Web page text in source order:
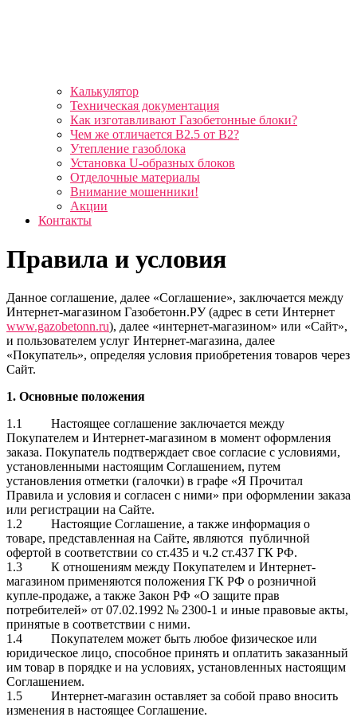
Калькулятор
Техническая документация
Как изготавливают Газобетонные блоки?
Чем же отличается B2.5 от B2?
Утепление газоблока
Установка U-образных блоков
Отделочные материалы
Внимание мошенники!
Акции
Контакты
Правила и условия
Данное соглашение, далее «Соглашение», заключается между
Интернет-магазином Газобетонн.РУ (адрес в сети Интернет
www.gazobetonn.ru), далее «интернет-магазином» или «Сайт»,
и пользователем услуг Интернет-магазина, далее
«Покупатель», определяя условия приобретения товаров через
Сайт.
1. Основные положения
1.1 Настоящее соглашение заключается между
Покупателем и Интернет-магазином в момент оформления
заказа. Покупатель подтверждает свое согласие с условиями,
установленными настоящим Соглашением, путем
установления отметки (галочки) в графе «Я Прочитал
Правила и условия и согласен с ними» при оформлении заказа
или регистрации на Сайте.
1.2 Настоящие Соглашение, а также информация о
товаре, представленная на Сайте, являются публичной
офертой в соответствии со ст.435 и ч.2 ст.437 ГК РФ.
1.3 К отношениям между Покупателем и Интернет-
магазином применяются положения ГК РФ о розничной
купле-продаже, а также Закон РФ «О защите прав
потребителей» от 07.02.1992 № 2300-1 и иные правовые акты,
принятые в соответствии с ними.
1.4 Покупателем может быть любое физическое или
юридическое лицо, способное принять и оплатить заказанный
им товар в порядке и на условиях, установленных настоящим
Соглашением.
1.5 Интернет-магазин оставляет за собой право вносить
изменения в настоящее Соглашение.